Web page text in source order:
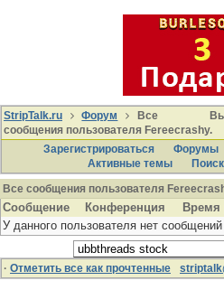
StripTalk.ru Форум
Все
сообщения пользователя Fereecrashy.
Зарегистрироваться
Форумы
Активные темы
Поиcк
Все сообщения пользователя
Сообщение Конференция
Время
У данного пользователя нет сообщений
· Отметить все как прочтенные